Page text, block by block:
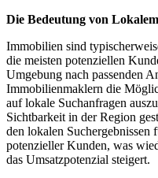
Die Bedeutung von
Immobilien sind
die meisten potenziellen
Umgebung nach passenden
Immobilienmaklern die
auf lokale Suchanfragen
Sichtbarkeit in der Region
den lokalen Suchergebnissen
potenzieller Kunden, was
das Umsatzpotenzial steigert.